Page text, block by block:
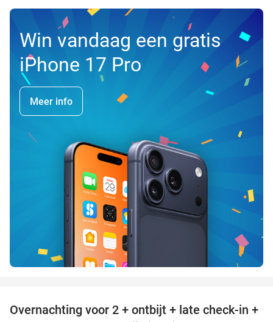
Win vandaag een gratis
iPhone 17 Pro
Meer info
52%
Overnachting voor 2 + ontbijt + late check-in +